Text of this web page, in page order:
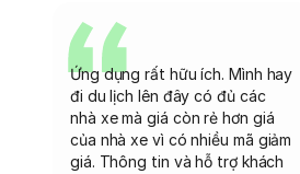
Ứng dụng rất hữu ích. Mình hay
đi du lịch lên đây có đủ các
nhà xe mà giá còn rẻ hơn giá
của nhà xe vì có nhiều mã giảm
giá. Thông tin và hỗ trợ khách